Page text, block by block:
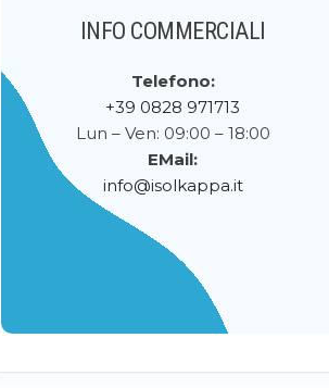
INFO COMMERCIALI
Telefono:
+39 0828 971713
Lun – Ven: 09:00 – 18:00
EMail:
info@isolkappa.it